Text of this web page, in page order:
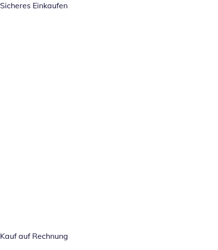
Sicheres Einkaufen
Kauf auf Rechnung